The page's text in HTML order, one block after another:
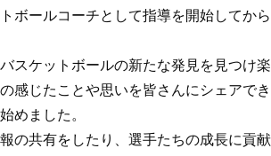
ボールコーチとして指導を開始してから
スケットボールの新たな発見を見つけ楽
感じたことや思いを皆さんにシェアでき
めました。
の共有をしたり、選手たちの成長に貢献